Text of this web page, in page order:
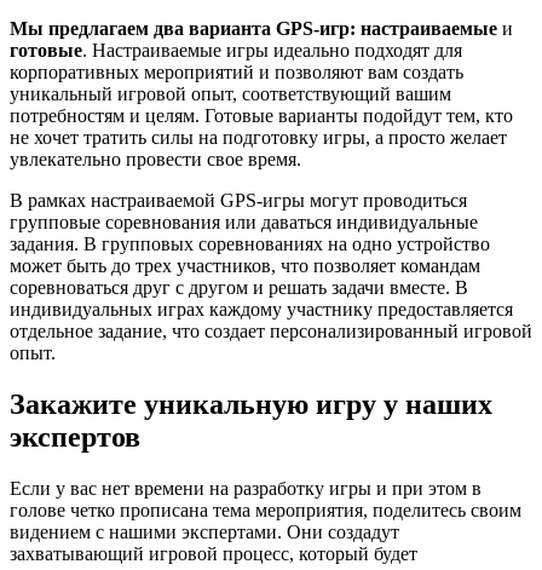
Мы предлагаем два варианта GPS-игр: настраиваемые и
готовые. Настраиваемые игры идеально подходят для
корпоративных мероприятий и позволяют вам создать
уникальный игровой опыт, соответствующий вашим
потребностям и целям. Готовые варианты подойдут тем, кто
не хочет тратить силы на подготовку игры, а просто желает
увлекательно провести свое время.
В рамках настраиваемой GPS-игры могут проводиться
групповые соревнования или даваться индивидуальные
задания. В групповых соревнованиях на одно устройство
может быть до трех участников, что позволяет командам
соревноваться друг с другом и решать задачи вместе. В
индивидуальных играх каждому участнику предоставляется
отдельное задание, что создает персонализированный игровой
опыт.
Закажите уникальную игру у наших
экспертов
Если у вас нет времени на разработку игры и при этом в
голове четко прописана тема мероприятия, поделитесь своим
видением с нашими экспертами. Они создадут
захватывающий игровой процесс, который будет